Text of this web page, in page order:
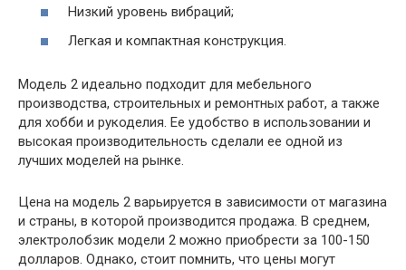
Низкий уровень вибраций;
Легкая и компактная конструкция.
Модель 2 идеально подходит для мебельного
производства, строительных и ремонтных работ, а также
для хобби и рукоделия. Ее удобство в использовании и
высокая производительность сделали ее одной из
лучших моделей на рынке.
Цена на модель 2 варьируется в зависимости от магазина
и страны, в которой производится продажа. В среднем,
электролобзик модели 2 можно приобрести за 100-150
долларов. Однако, стоит помнить, что цены могут